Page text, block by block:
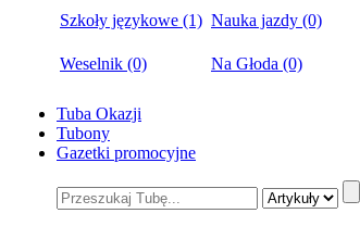
Szkoły językowe (1) Nauka jazdy (0)
Weselnik (0) Na Głoda (0)
Tuba Okazji
Tubony
Gazetki promocyjne